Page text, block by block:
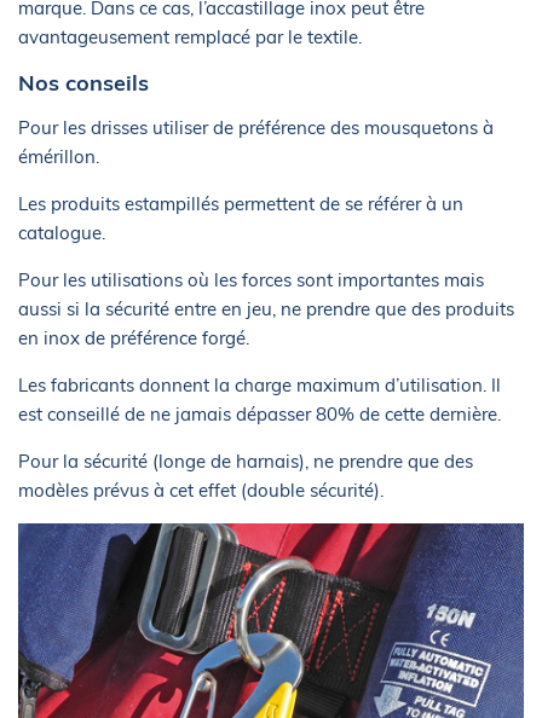
marque. Dans ce cas, l’accastillage inox peut être
avantageusement remplacé par le textile.
Nos conseils
Pour les drisses utiliser de préférence des mousquetons à
émérillon.
Les produits estampillés permettent de se référer à un
catalogue.
Pour les utilisations où les forces sont importantes mais
aussi si la sécurité entre en jeu, ne prendre que des produits
en inox de préférence forgé.
Les fabricants donnent la charge maximum d’utilisation. Il
est conseillé de ne jamais dépasser 80% de cette dernière.
Pour la sécurité (longe de harnais), ne prendre que des
modèles prévus à cet effet (double sécurité).